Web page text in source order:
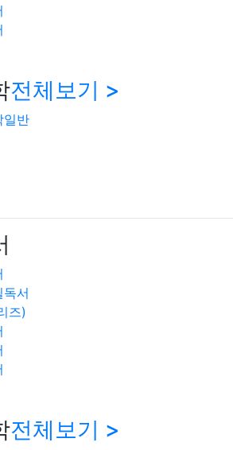
전체보기 >
일반
서
즈)
전체보기 >